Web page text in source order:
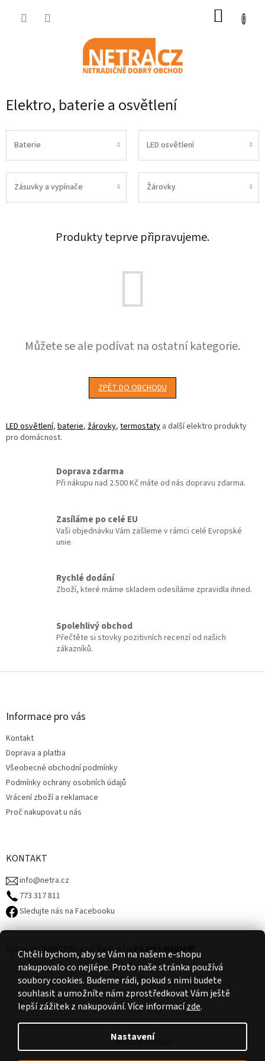
Chtěli bychom, aby se Vám na našem e-shopu
nakupovalo co nejlépe. Proto naše stránka používá
soubory cookies. Budeme rádi, pokud s nimi budete
souhlasit a umožníte nám zprostředkovat Vám ještě
lepší zážitek z nakupování.Více informacízde.
Nastavení
Elektro, baterie a osvětlení
Baterie LED osvětlení
Zásuvky a vypínače Žárovky
Produkty teprve připravujeme.
Můžete se ale podívat na ostatní kategorie.
ZPĚT DO OBCHODU
LED osvětlení, baterie, žárovky, termostaty a další elektro produkty
pro domácnost.
Doprava zdarma
Při nákupu nad 2.500 Kč máte od nás dopravu zdarma.
Zasíláme po celé EU
Vaši objednávku Vám zašleme v rámci celé Evropské
unie.
Rychlé dodání
Zboží, které máme skladem odesíláme zpravidla ihned.
Spolehlivý obchod
Přečtěte si stovky pozitivních recenzí od našich
zákazníků.
Z
Informace pro vás
Kontakt
Doprava a platba
Všeobecné obchodní podmínky
Podmínky ochrany osobních údajů
Vrácení zboží a reklamace
Proč nakupovat u nás
KONTAKT
info@netra.cz
773 317 811‬
Sledujte nás na Facebooku
Spravuje JAMACOM, s.r.o. Design by FILIPES MEDIA
Vytvořil Shoptet